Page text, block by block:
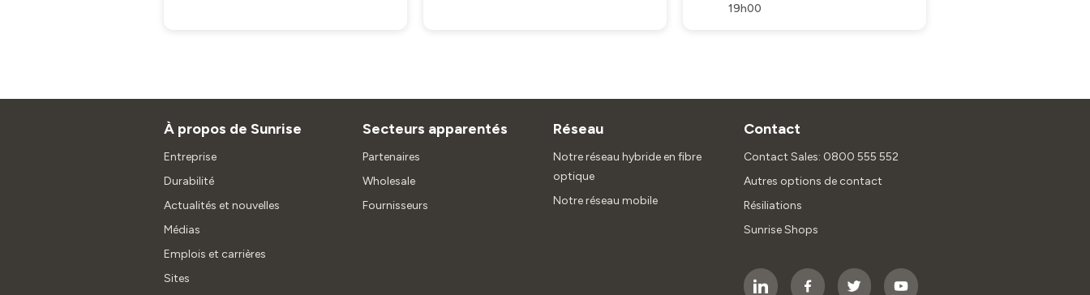
19h00
À propos de Sunrise
Entreprise
Durabilité
Actualités et nouvelles
Médias
Emplois et carrières
Sites
Secteurs apparentés
Partenaires
Wholesale
Fournisseurs
Réseau
Notre réseau hybride en fibre
optique
Notre réseau mobile
Contact
Contact Sales: 0800 555 552
Autres options de contact
Résiliations
Sunrise Shops